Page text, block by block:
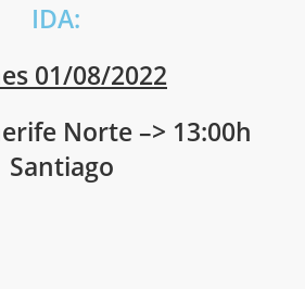
IDA:
01/08/2022
Norte –> 13:00h
Santiago